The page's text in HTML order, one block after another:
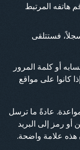
هاتفه المرتبط
فستتلقى
أو كلمة المرور
كانوا على مواقع
عادةً ما ترسل
أو رمز إلى البريد
هذه علامة واضحة.